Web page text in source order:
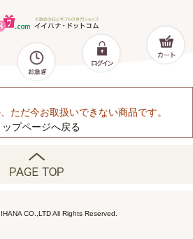
ただ今お取扱いできない商品です。
ップページへ戻る
CO.,LTD All Rights Reserved.